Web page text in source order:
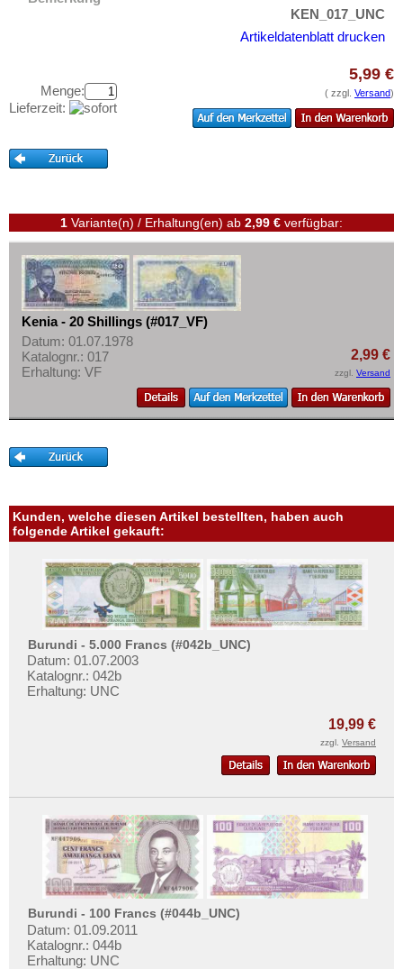
Mauretanien
Mauritius
Namibia
Nigeria
Ostafrika
Portugiesisch Guinea
Rhodesien
Rhodesien & Nyasaland
Ruanda
Ruanda-Burundi
Senegal
Sierra Leone
Somalia
Somaliland
St. Helena
Süd Sudan
Südafrika
Sudan
Swaziland
Uganda
Westafrikanische Staaten
Zaire
Zentralafrikanische Republik
Zentralafrikanische Staaten
Testbanknoten
Aufbewahrung
Gutscheine
Ihre Bewertungen
Informationen
Preislisten
Ankauf
Erhaltungsgrade
Gratisbanknoten
FAQ
Zahlungsbedingungen
Privatsphäre und Datenschutz
Liefer- und Versandkosten
Impressum
KEN_017_UNC
Artikeldatenblatt drucken
Menge:
Lieferzeit:
5,99 €
( zzgl. Versand)
1 Variante(n) / Erhaltung(en) ab 2,99 € verfügbar:
Kenia - 20 Shillings (#017_VF)
Datum: 01.07.1978
Katalognr.: 017
Erhaltung: VF
2,99 €
zzgl. Versand
Kunden, welche diesen Artikel bestellten, haben auch
folgende Artikel gekauft:
Burundi - 5.000 Francs (#042b_UNC)
Datum: 01.07.2003
Katalognr.: 042b
Erhaltung: UNC
19,99 €
zzgl. Versand
Burundi - 100 Francs (#044b_UNC)
Datum: 01.09.2011
Katalognr.: 044b
Erhaltung: UNC